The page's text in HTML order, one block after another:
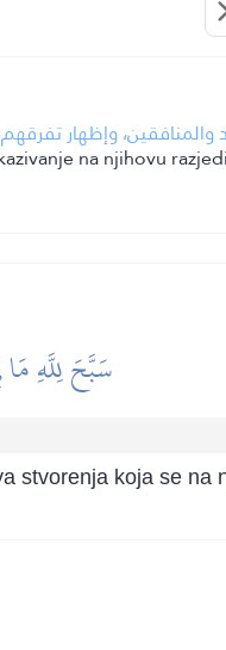
والمنافقين، وإظهار
na njihovu
سَبَّحَ لِلَّهِ
stvorenja koja se na